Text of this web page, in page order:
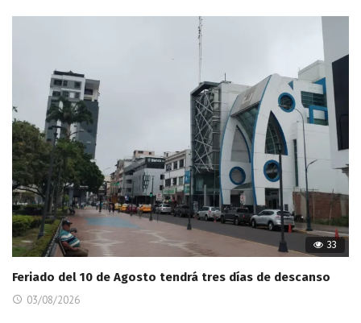
33
Feriado del 10 de Agosto tendrá tres días de descanso
03/08/2026